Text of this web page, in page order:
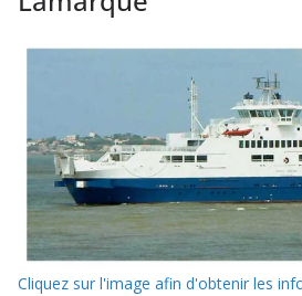
Cliquez sur l'image afin d'obtenir les